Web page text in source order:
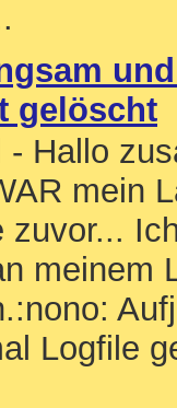
gelöscht
- Hallo
mein
zuvor...
meinem
Logfile